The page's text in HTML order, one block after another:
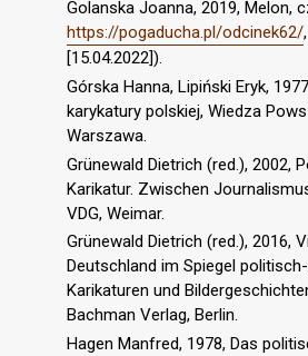
Golanska Joanna, 2019, Melon,
https://pogaducha.pl/odcinek62/
[15.04.2022]).
Górska Hanna, Lipiński Eryk,
karykatury polskiej, Wiedza
Warszawa.
Grünewald Dietrich (red.), 2002,
Karikatur. Zwischen
VDG, Weimar.
Grünewald Dietrich (red.), 2016,
Deutschland im Spiegel
Karikaturen und
Bachman Verlag, Berlin.
Hagen Manfred, 1978, Das